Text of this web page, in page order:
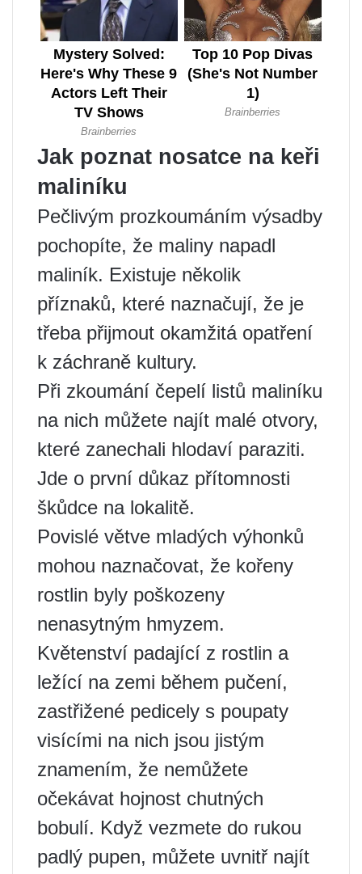
Jak poznat nosatce na keři
maliníku
Pečlivým prozkoumáním výsadby
pochopíte, že maliny napadl
maliník. Existuje několik
příznaků, které naznačují, že je
třeba přijmout okamžitá opatření
k záchraně kultury.
Při zkoumání čepelí listů maliníku
na nich můžete najít malé otvory,
které zanechali hlodaví paraziti.
Jde o první důkaz přítomnosti
škůdce na lokalitě.
Povislé větve mladých výhonků
mohou naznačovat, že kořeny
rostlin byly poškozeny
nenasytným hmyzem.
Květenství padající z rostlin a
ležící na zemi během pučení,
zastřižené pedicely s poupaty
visícími na nich jsou jistým
znamením, že nemůžete
očekávat hojnost chutných
bobulí. Když vezmete do rukou
padlý pupen, můžete uvnitř najít